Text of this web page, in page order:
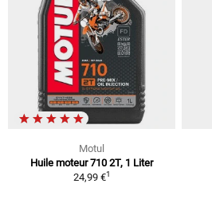
Motul
Huile moteur 710 2T, 1 Liter
24,99 €1